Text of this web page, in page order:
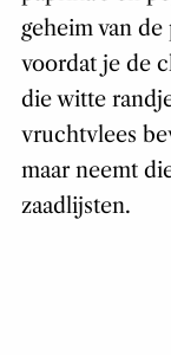
geheim van
voordat je de
die witte
vruchtvlees
maar neemt
zaadlijsten.